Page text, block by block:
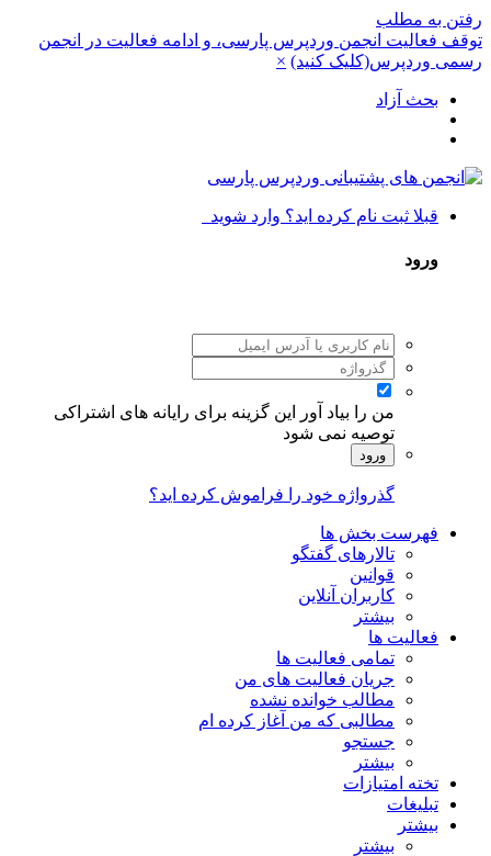
رفتن به مطلب
توقف فعالیت انجمن وردپرس پارسی، و ادامه فعالیت در انجمن
رسمی وردپرس(کلیک کنید) ×
بحث آزاد
قبلا ثبت نام کرده اید؟ وارد شوید
ورود
من را بیاد آور
این گزینه برای رایانه های اشتراکی
توصیه نمی شود
ورود
گذرواژه خود را فراموش کرده اید؟
فهرست بخش ها
تالارهای گفتگو
قوانین
کاربران آنلاین
بیشتر
فعالیت ها
تمامی فعالیت ها
جریان فعالیت های من
مطالب خوانده نشده
مطالبی که من آغاز کرده ام
جستجو
بیشتر
تخته امتیازات
تبلیغات
بیشتر
بیشتر